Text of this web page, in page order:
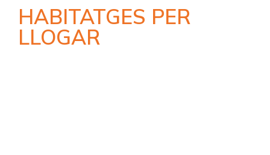
HABITATGES PER
LLOGAR